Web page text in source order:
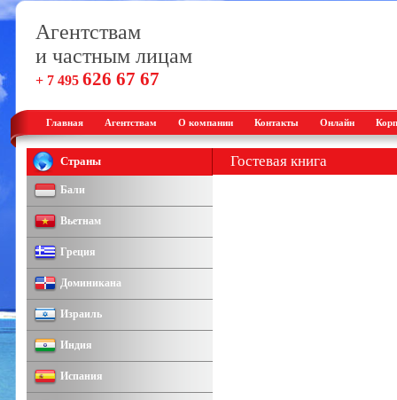
Агентствам
и частным лицам
+ 7 495 626 67 67
Главная Агентствам О компании Контакты Онлайн
Страны
Бали
Вьетнам
Греция
Доминикана
Израиль
Индия
Испания
Гостевая книга